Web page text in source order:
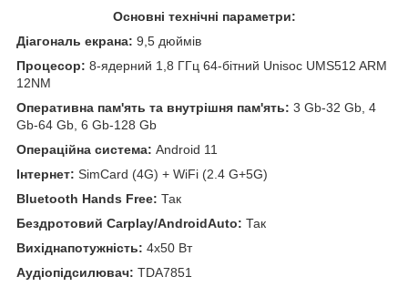
Основні технічні параметри:
Діагональ екрана: 9,5 дюймів
Процесор: 8-ядерний 1,8 ГГц 64-бітний Unisoc UMS512 ARM
12NM
Оперативна пам'ять та внутрішня пам'ять: 3 Gb-32 Gb, 4
Gb-64 Gb, 6 Gb-128 Gb
Операційна система: Android 11
Інтернет: SimCard (4G) + WiFi (2.4 G+5G)
Bluetooth Hands Free: Так
Бездротовий Carplay/AndroidAuto: Так
Вихіднапотужність: 4x50 Вт
Аудіопідсилювач: TDA7851